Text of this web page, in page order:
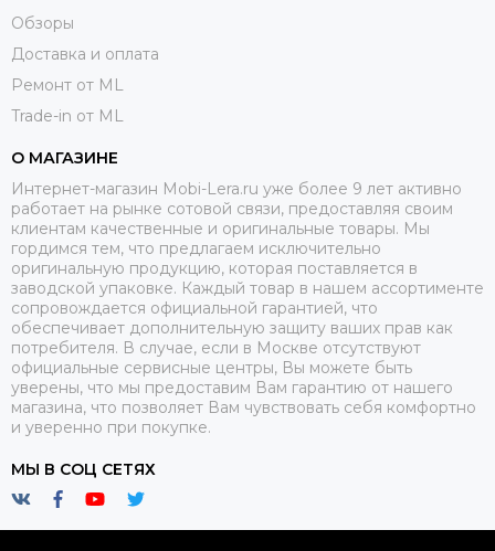
Обзоры
Доставка и оплата
Ремонт от ML
Trade-in от ML
О МАГАЗИНЕ
Интернет-магазин Mobi-Lera.ru уже более 9 лет активно
работает на рынке сотовой связи, предоставляя своим
клиентам качественные и оригинальные товары. Мы
гордимся тем, что предлагаем исключительно
оригинальную продукцию, которая поставляется в
заводской упаковке. Каждый товар в нашем ассортименте
сопровождается официальной гарантией, что
обеспечивает дополнительную защиту ваших прав как
потребителя. В случае, если в Москве отсутствуют
официальные сервисные центры, Вы можете быть
уверены, что мы предоставим Вам гарантию от нашего
магазина, что позволяет Вам чувствовать себя комфортно
и уверенно при покупке.
МЫ В СОЦ СЕТЯХ